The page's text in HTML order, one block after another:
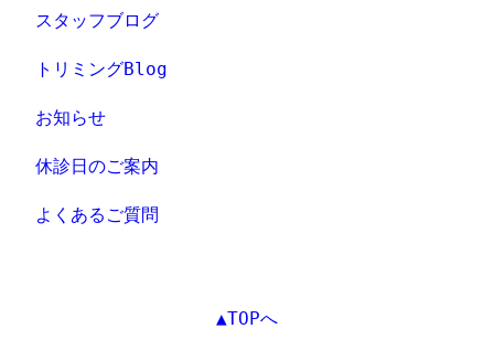
スタッフブログ
トリミングBlog
お知らせ
休診日のご案内
よくあるご質問
▲TOPへ